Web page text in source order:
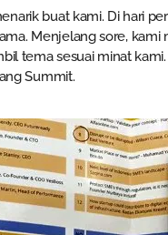
buat kami. Di hari
Menjelang sore, kami
tema sesuai minat
Summit.